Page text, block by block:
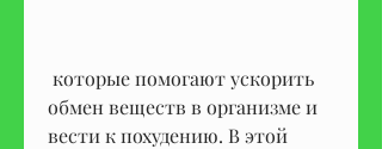
обмен веществ в организме и
вести к похудению. В этой